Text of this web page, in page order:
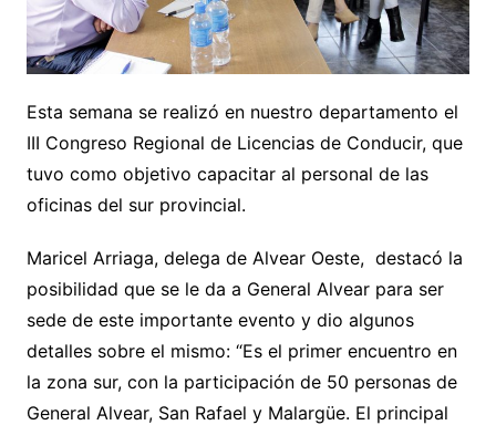
Esta semana se realizó en nuestro departamento el
III Congreso Regional de Licencias de Conducir, que
tuvo como objetivo capacitar al personal de las
oficinas del sur provincial.
Maricel Arriaga, delega de Alvear Oeste, destacó la
posibilidad que se le da a General Alvear para ser
sede de este importante evento y dio algunos
detalles sobre el mismo: “Es el primer encuentro en
la zona sur, con la participación de 50 personas de
General Alvear, San Rafael y Malargüe. El principal